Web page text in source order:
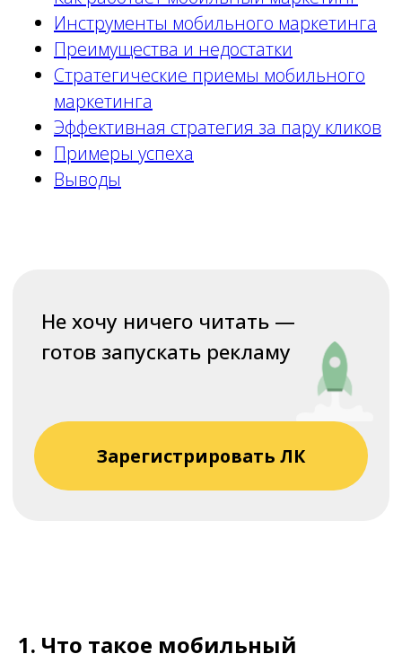
Инструменты мобильного маркетинга
Преимущества и недостатки
Стратегические приемы мобильного
маркетинга
Эффективная стратегия за пару кликов
Примеры успеха
Выводы
Зарегистрировать ЛК
1. Что такое мобильный